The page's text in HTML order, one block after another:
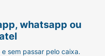
whatsapp ou
sem passar pelo caixa.